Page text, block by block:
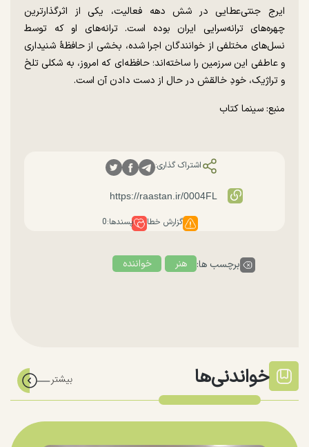
ایرج جنتی‌عطایی در شش دهه فعالیت، یکی از اثرگذارترین
چهره‌های ترانه‌سرایی ایران بوده است. ترانه‌های او که توسط
نسل‌های مختلفی از خوانندگان اجرا شده، بخشی از حافظهٔ شنیداری
و عاطفی این سرزمین را ساخته‌اند؛ حافظه‌ای که امروز، به شکلی تلخ
و تراژیک، خودِ خالقش در حال از دست دادن آن است⁩.
منبع: سینما کتاب
اشتراک گذاری:
گزارش خطا پسندها:0
برچسب ها: هنر خواننده
خواندنی‌ها